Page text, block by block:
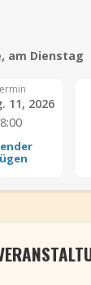
am Dienstag
11, 2026